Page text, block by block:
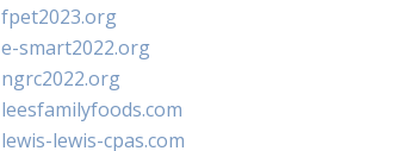
fpet2023.org
e-smart2022.org
ngrc2022.org
leesfamilyfoods.com
lewis-lewis-cpas.com